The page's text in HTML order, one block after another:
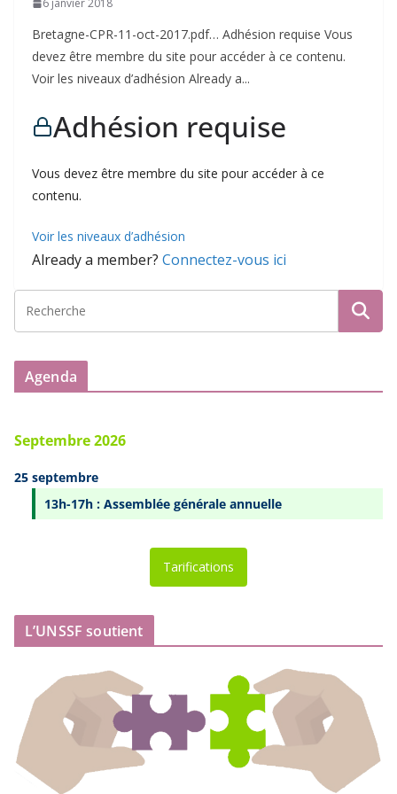
6 janvier 2018
Bretagne-CPR-11-oct-2017.pdf… Adhésion requise Vous
devez être membre du site pour accéder à ce contenu.
Voir les niveaux d’adhésion Already a...
Adhésion requise
Vous devez être membre du site pour accéder à ce
contenu.
Voir les niveaux d’adhésion
Already a member? Connectez-vous ici
Agenda
Septembre 2026
25 septembre
13h-17h : Assemblée générale annuelle
Tarifications
L’UNSSF soutient